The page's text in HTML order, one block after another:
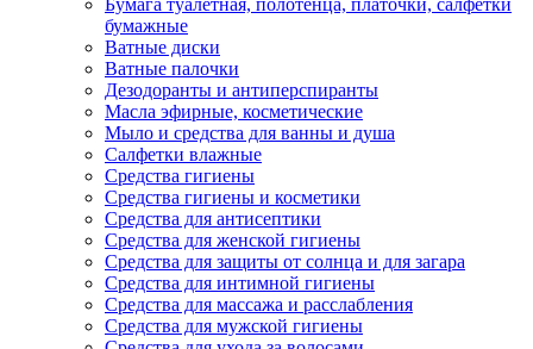
Бумага туалетная, полотенца, платочки, салфетки
бумажные
Ватные диски
Ватные палочки
Дезодоранты и антиперспиранты
Масла эфирные, косметические
Мыло и средства для ванны и душа
Салфетки влажные
Средства гигиены
Средства гигиены и косметики
Средства для антисептики
Средства для женской гигиены
Средства для защиты от солнца и для загара
Средства для интимной гигиены
Средства для массажа и расслабления
Средства для мужской гигиены